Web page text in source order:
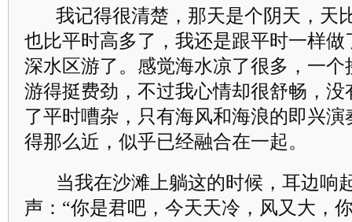
我记得很清楚，那天是个阴天，天
也比平时高多了，我还是跟平时一样
深水区游了。感觉海水凉了很多，一
游得挺费劲，不过我心情却很舒畅，
了平时嘈杂，只有海风和海浪的即兴
得那么近，似乎已经融合在一起。
当我在沙滩上躺这的时候，耳边响
声：“你是君吧，今天天冷，风又大，